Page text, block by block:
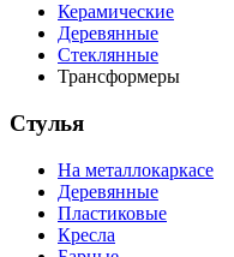
Керамические
Деревянные
Стеклянные
Трансформеры
Стулья
На металлокаркасе
Деревянные
Пластиковые
Кресла